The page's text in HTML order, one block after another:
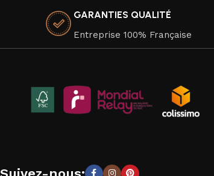
GARANTIES QUALITÉ
Entreprise 100% Française